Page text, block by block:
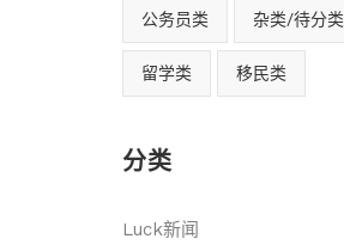
公务员类 杂类/待分类
留学类 移民类
分类
Luck新闻